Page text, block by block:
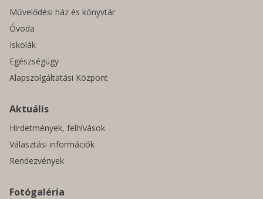
Művelődési ház és könyvtár
Óvoda
Iskolák
Egészségügy
Alapszolgáltatási Központ
Aktuális
Hirdetmények, felhívások
Választási információk
Rendezvények
Fotógaléria